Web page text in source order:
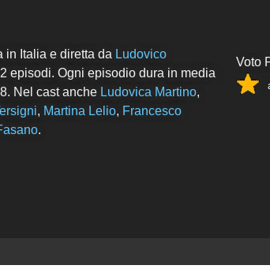
in Italia e diretta da Ludovico
episodi. Ogni episodio dura in media
Nel cast anche Ludovica Martino,
, Martina Lelio, Francesco
.
Voto